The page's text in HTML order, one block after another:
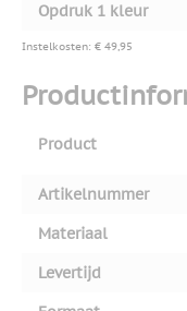
Opdruk 1 kleur
Instelkosten: € 49,95
Product
Artikelnummer
Materiaal
Levertijd